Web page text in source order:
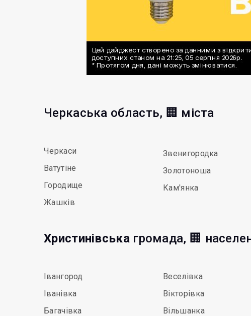
Черкаська область, 🏢 міста
Черкаси
Ватутіне
Городище
Жашків
Звенигородка
Золотоноша
Кам'янка
Христинівськагромада, 🏢
Івангород
Іванівка
Багачівка
Веселівка
Вікторівка
Вільшанка